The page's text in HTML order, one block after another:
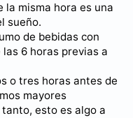
la misma hora es una
sueño.
de bebidas con
6 horas previas a
o tres horas antes de
mayores
esto es algo a